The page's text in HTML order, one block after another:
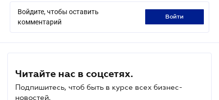
Войдите, чтобы оставить
комментарий
войти
Читайте нас в соцсетях.
Подпишитесь, чтоб быть в курсе всех бизнес-
новостей.